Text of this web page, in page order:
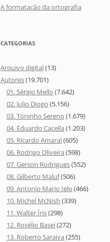
A formatação da ortografia
CATEGORIAS
Arquivo digital(13)
Autores(19.701)
01. Sérgio Mello (7.642)
02. Julio Diogo (5.156)
03. Toninho Sereno (1.679)
04. Eduardo Cacella (1.203)
05. Ricardo Amaral(605)
06. Rodrigo Oliveira (598)
07. Gerson Rodrigues(552)
08. Gilberto Maluf(506)
09. Antonio Mario Ielo (466)
10. Michel McNish (339)
11. Walter Íris(298)
12. Rosélio Basei(272)
13. Roberto Saraiva (255)